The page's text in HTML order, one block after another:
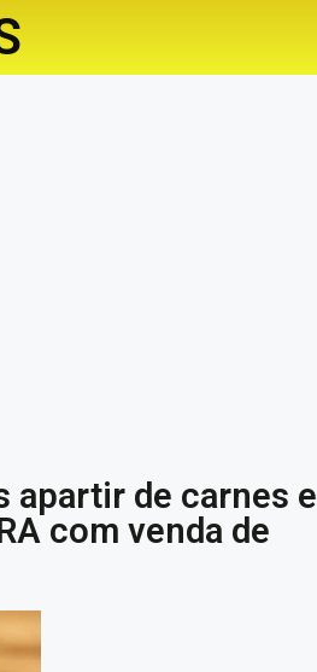
apartir de carnes e
com venda de